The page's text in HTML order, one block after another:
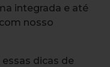
integrada e até
nosso
dicas de